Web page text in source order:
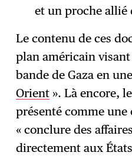
et un proche allié
Le contenu de ces
plan américain
bande de Gaza en
Orient ». Là encore,
présenté comme
« conclure des
directement aux